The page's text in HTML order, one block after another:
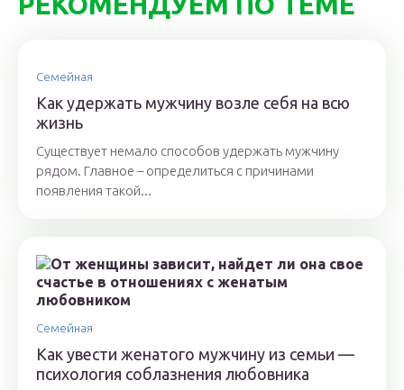
Семейная
Как удержать мужчину возле себя на всю
жизнь
Существует немало способов удержать мужчину
рядом. Главное – определиться с причинами
появления такой...
Семейная
Как увести женатого мужчину из семьи —
психология соблазнения любовника